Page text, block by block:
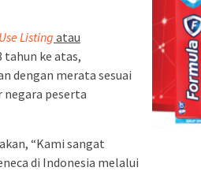
Listingatau
tahun ke atas,
dengan merata sesuai
negara peserta
“Kami sangat
di Indonesia melalui